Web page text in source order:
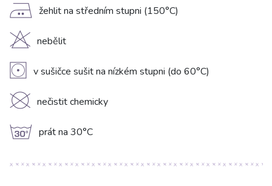
E žehlit na středním stupni (150°C)
H nebělit
V v sušičce sušit na nízkém stupni (do 60°C)
K nečistit chemicky
g prát na 30°C